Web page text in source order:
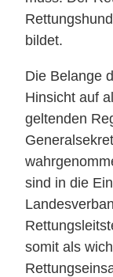
bildet.
Die Belange
Hinsicht auf
geltenden
sind in die
somit als